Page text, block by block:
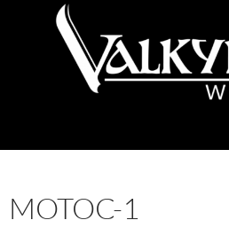
MOTOC-1